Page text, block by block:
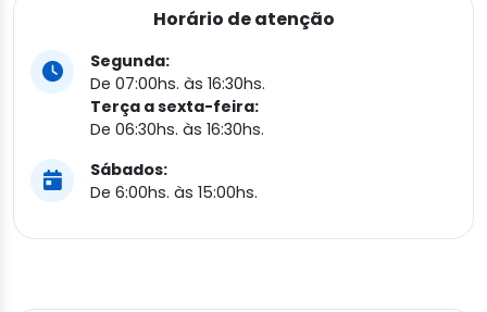
Horário de atenção
Segunda:
De 07:00hs. às 16:30hs.
Terça a sexta-feira:
De 06:30hs. às 16:30hs.
Sábados:
De 6:00hs. às 15:00hs.